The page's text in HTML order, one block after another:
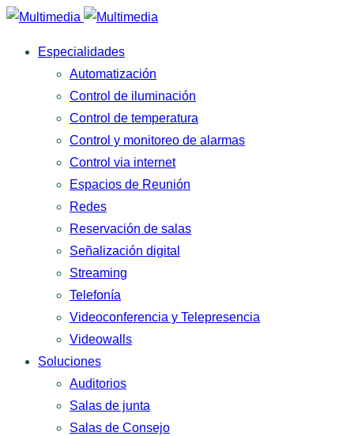
Especialidades
Automatización
Control de iluminación
Control de temperatura
Control y monitoreo de alarmas
Control via internet
Espacios de Reunión
Redes
Reservación de salas
Señalización digital
Streaming
Telefonía
Videoconferencia y Telepresencia
Videowalls
Soluciones
Auditorios
Salas de junta
Salas de Consejo